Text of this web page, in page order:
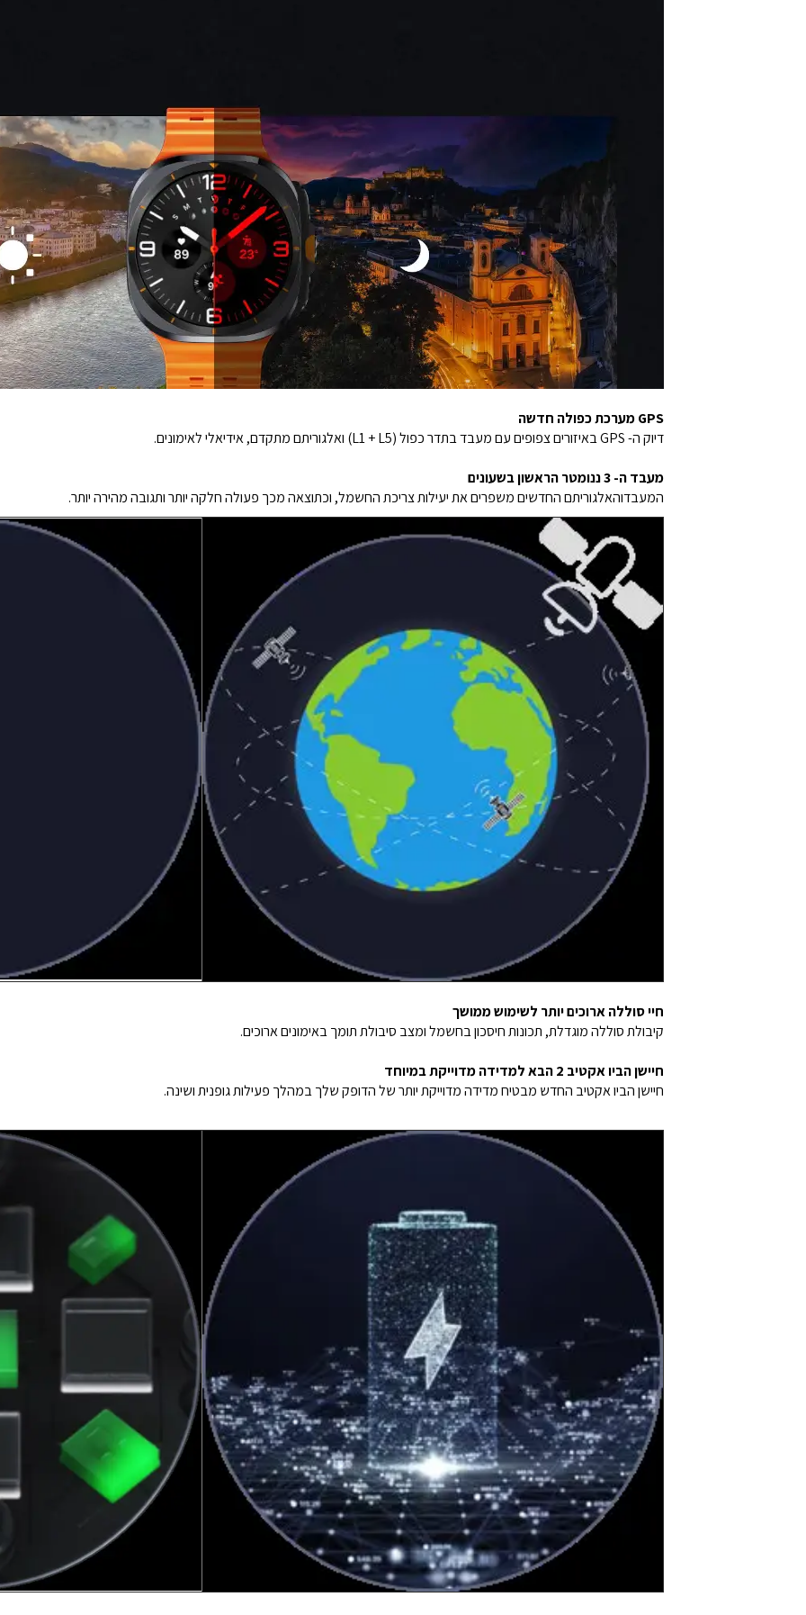
GPS מערכת כפולה חדשה
דיוק ה- GPS באיזורים צפופים עם מעבד בתדר כפול (L1 + L5) ואלגוריתם מתקדם, אידיאלי לאימונים.
מעבד ה- 3 ננומטר הראשון בשעונים
המעבדוהאלגוריתם החדשים משפרים את יעילות צריכת החשמל, וכתוצאה מכך פעולה חלקה יותר ותגובה מהירה יותר.
חיי סוללה ארוכים יותר לשימוש ממושך
קיבולת סוללה מוגדלת, תכונות חיסכון בחשמל ומצב סיבולת תומך באימונים ארוכים.
חיישן הביו אקטיב 2 הבא למדידה מדוייקת במיוחד
חיישן הביו אקטיב החדש מבטיח מדידה מדוייקת יותר של הדופק שלך במהלך פעילות גופנית ושינה.